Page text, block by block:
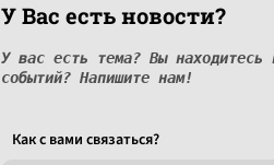
У Вас есть новости?
У вас есть тема? Вы находитесь
событий? Напишите нам!
Как c вами связаться?